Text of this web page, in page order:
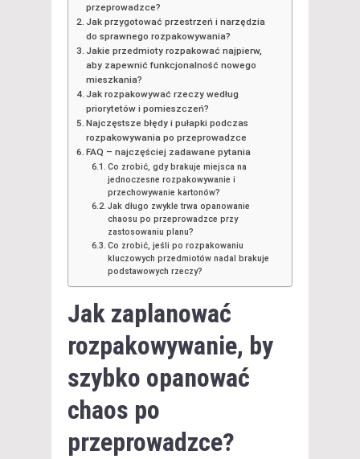
przeprowadzce?
Jak przygotować przestrzeń i narzędzia
do sprawnego rozpakowywania?
Jakie przedmioty rozpakować najpierw,
aby zapewnić funkcjonalność nowego
mieszkania?
Jak rozpakowywać rzeczy według
priorytetów i pomieszczeń?
Najczęstsze błędy i pułapki podczas
rozpakowywania po przeprowadzce
FAQ – najczęściej zadawane pytania
Co zrobić, gdy brakuje miejsca na
jednoczesne rozpakowywanie i
przechowywanie kartonów?
Jak długo zwykle trwa opanowanie
chaosu po przeprowadzce przy
zastosowaniu planu?
Co zrobić, jeśli po rozpakowaniu
kluczowych przedmiotów nadal brakuje
podstawowych rzeczy?
Jak zaplanować
rozpakowywanie, by
szybko opanować
chaos po
przeprowadzce?